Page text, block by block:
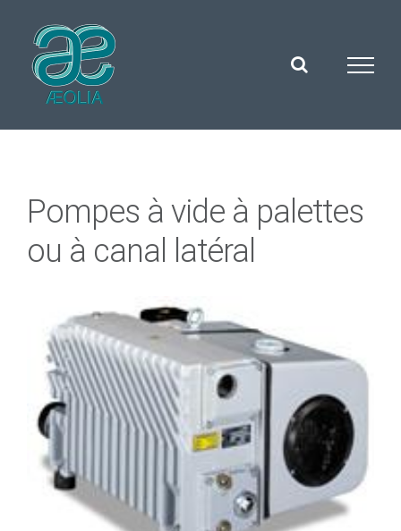
content
Pompes à vide à palettes
ou à canal latéral
l'image
agrandie